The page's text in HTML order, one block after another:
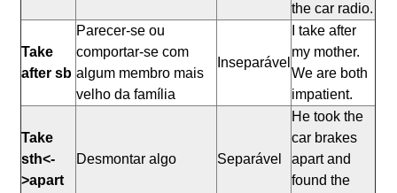
the car radio.
Take
after sb
Parecer-se ou
comportar-se com
algum membro mais
velho da família
Inseparável
I take after
my mother.
We are both
impatient.
Take
sth<-
>apart
Desmontar algo Separável
He took the
car brakes
apart and
found the